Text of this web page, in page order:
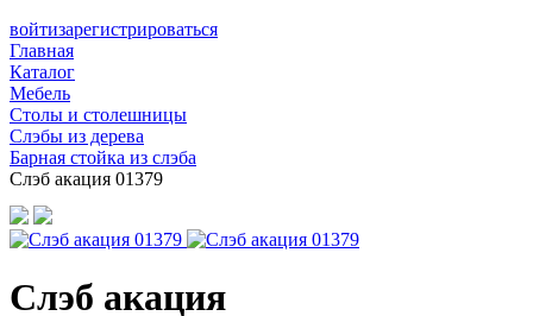
войтизарегистрироваться
Главная
Каталог
Мебель
Столы и столешницы
Слэбы из дерева
Барная стойка из слэба
Слэб акация 01379
Слэб акация